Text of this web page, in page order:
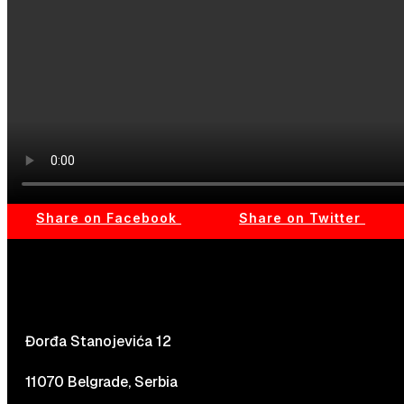
Share on Facebook Share on Twitter
Đorđa Stanojevića 12
11070 Belgrade, Serbia